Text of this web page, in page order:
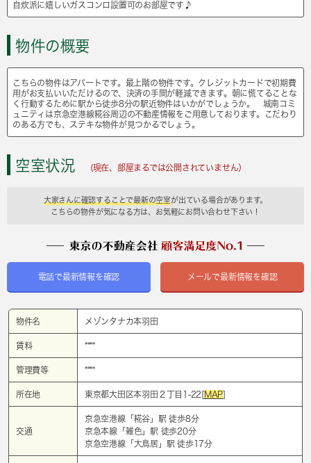
自炊派に嬉しいガスコンロ設置可のお部屋です♪
物件の概要
こちらの物件はアパートです。最上階の物件です。クレジットカードで初期費
用がお支払いいただけるので、決済の手間が軽減できます。朝に慌てることな
く行動するために駅から徒歩8分の駅近物件はいかがでしょうか。 城南コミ
ュニティは京急空港線糀谷周辺の不動産情報をご用意しております。こだわり
のある方でも、ステキな物件が見つかるでしょう。
空室状況 (現在、部屋まるでは公開されていません）
大家さんに確認することで最新の空室が出ている場合があります。
こちらの物件が気になる方は、お気軽にお問い合わせ下さい！
電話で最新情報を確認 メールで最新情報を確認
物件名 メゾンタナカ本羽田
賃料 ****
管理費等 ****
所在地 東京都大田区本羽田２丁目1-22[MAP]
交通
京急空港線「 糀谷 」駅 徒歩8分
京急本線「 雑色 」駅 徒歩20分
京急空港線「 大鳥居」駅 徒歩17分